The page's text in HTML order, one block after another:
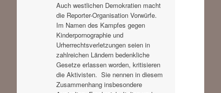
Auch westlichen Demokratien macht
die Reporter-Organisation Vorwürfe.
Im Namen des Kampfes gegen
Kinderpornographie und
Urherrechtsverletzungen seien in
zahlreichen Ländern bedenkliche
Gesetze erlassen worden, kritisieren
die Aktivisten. Sie nennen in diesem
Zusammenhang insbesondere